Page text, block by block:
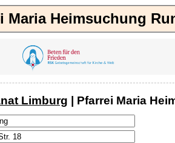
Maria Heimsuchung
Limburg | Pfarrei Maria